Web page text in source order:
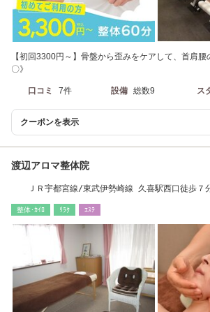
【初回3300円～】骨盤から歪みをケアして、首肩腰
〇》
口コミ 7件 設備 総数9 ス
クーポンを表示
渡辺アロマ整体院
ＪＲ宇都宮線/東武伊勢崎線 久喜駅西口徒歩
整体･ｶｲﾛ ﾘﾗｸ ｴｽﾃ